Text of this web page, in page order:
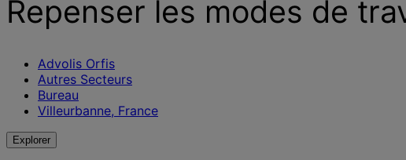
actualités
etRepenser les modes de
Advolis Orfis
Autres Secteurs
Bureau
Villeurbanne, France
Explorer